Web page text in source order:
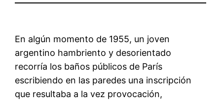
En algún momento de 1955, un joven
argentino hambriento y desorientado
recorría los baños públicos de París
escribiendo en las paredes una inscripción
que resultaba a la vez provocación,